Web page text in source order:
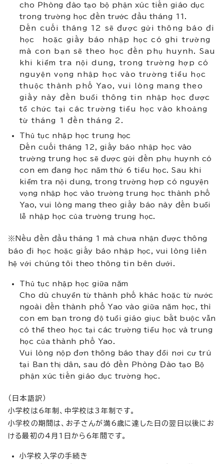
cho Phòng đào tạo bộ phận xúc tiến giáo dục
trong trường học đến trước đầu tháng 11.
Đến cuối tháng 12 sẽ được gửi thông báo đi
học hoặc giấy báo nhập học có ghi trường
mà con bạn sẽ theo học đến phụ huynh. Sau
khi kiểm tra nội dung, trong trường hợp có
nguyện vọng nhập học vào trường tiểu học
thuộc thành phố Yao, vui lòng mang theo
giấy này đến buổi thông tin nhập học được
tổ chức tại các trường tiểu học vào khoảng
từ tháng 1 đến tháng 2.
Thủ tục nhập học trung học
Đến cuối tháng 12, giấy báo nhập học vào
trường trung học sẽ được gửi đến phụ huynh có
con em đang học năm thứ 6 tiểu học. Sau khi
kiểm tra nội dung, trong trường hợp có nguyện
vọng nhập học vào trường trung học thành phố
Yao, vui lòng mang theo giấy báo này đến buổi
lễ nhập học của trường trung học.
※Nếu đến đầu tháng 1 mà chưa nhận được thông
báo đi học hoặc giấy báo nhập học, vui lòng liên
hệ với chúng tôi theo thông tin bên dưới.
Thủ tục nhập học giữa năm
Cho dù chuyển từ thành phố khác hoặc từ nước
ngoài đến thành phố Yao vào giữa năm học, thì
con em bạn trong độ tuổi giáo giục bắt buộc vẫn
có thể theo học tại các trường tiểu học và trung
học của thành phố Yao.
Vui lòng nộp đơn thông báo thay đổi nơi cư trú
tại Ban thị dân, sau đó đến Phòng Đào tạo Bộ
phận xúc tiến giáo dục trường học.
（日本語訳）
小学校は6年制、中学校は3年制です。
小学校の期間は、お子さんが満6歳に達した日の翌日以後にお
ける最初の4月1日から6年間です。
小学校入学の手続き